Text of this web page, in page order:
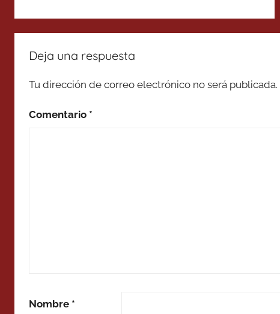
Deja una respuesta
Tu dirección de correo electrónico no será publicada.
Comentario *
Nombre *